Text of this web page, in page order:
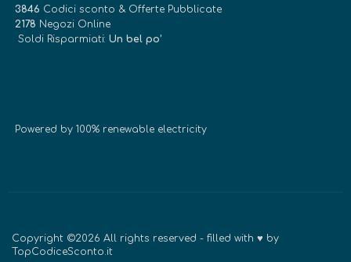
3846 Codici sconto & Offerte Pubblicate
2178 Negozi Online
Soldi Risparmiati: Un bel po’
Powered by 100% renewable electricity
Copyright ©2026 All rights reserved - filled with ♥ by
TopCodiceSconto.it